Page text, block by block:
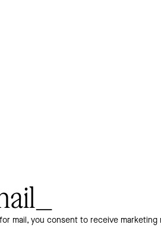
mail, you consent to receive marketing